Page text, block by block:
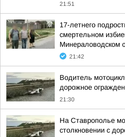
21:51
17-летнего
смертельном
Минераловодском
21:42
Водитель
дорожное
21:30
На Ставрополье
столкновении с